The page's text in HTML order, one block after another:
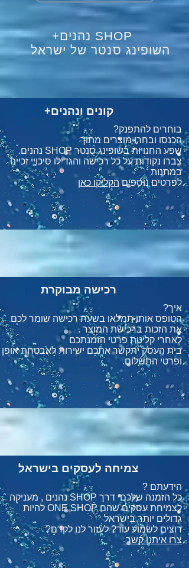
SHOP נהנים+
השופינג סנטר של ישראל
+קונים ונהנים
בוחרים להתפנק?
הכנסו ובחרו מוצרים מתוך
שפע החנויות בשופינג סנטר SHOP נהנים.
צברו נקודות על כל רכישה והגדילו סיכויי זכייה
במתנות
לפרטים נוספים הקליקו כאן
רכישה מבוקרת
איך?
הטופס אותו תמלאו בשעת רכישה שומר לכם
את הזכות ברכישת המוצר .
לאחרי קליטת פרטי הזמנתכם
בית העסק יתקשר אתכם ישירות לאבטחת אופן
ופרטי התשלום.
צמיחה לעסקים בישראל
הידעתם ?
כל הזמנה שלכם דרך SHOP נהנים , מעניקה
לצמיחת עסקים שהם
ONE SHOP להיות
גדולים יותר בישראל
רוצים לשמוע עוד? לעזור לנו לקדם?
צרו איתנו קשר